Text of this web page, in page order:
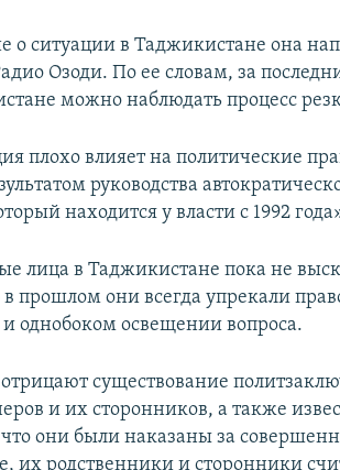
о ситуации в Таджикистане она
Озоди. По ее словам, за
можно наблюдать процесс
плохо влияет на политические
руководства
находится у власти с 1992
лица в Таджикистане пока не
в прошлом они всегда упрекали
и однобоком освещении вопроса.
отрицают существование
и их сторонников, а также
они были наказаны за
их родственники и сторонники